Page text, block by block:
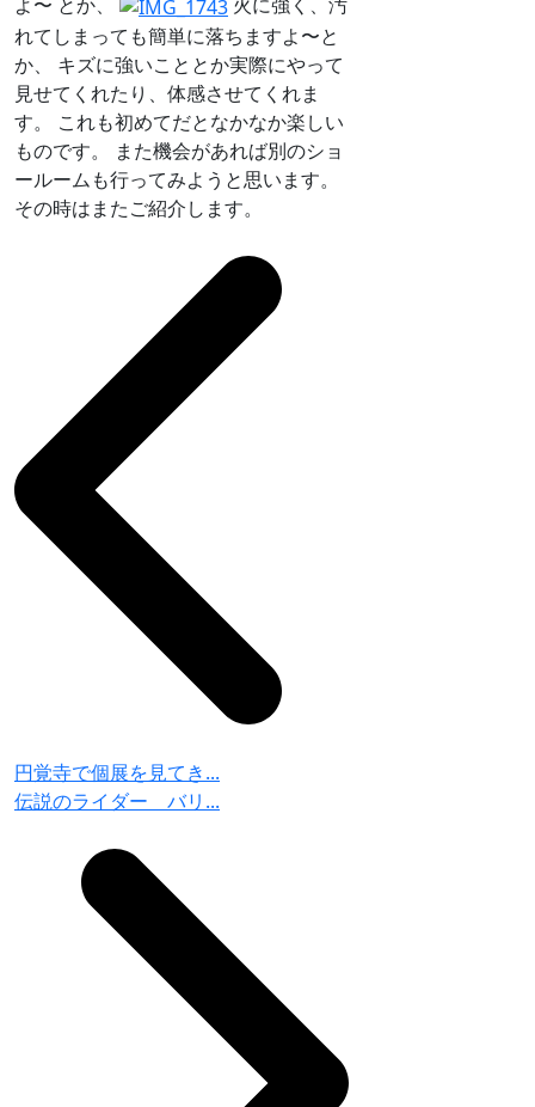
れてしまっても簡単に落ちますよ〜と
か、 キズに強いこととか実際にやって
見せてくれたり、体感させてくれま
す。 これも初めてだとなかなか楽しい
ものです。 また機会があれば別のショ
ールームも行ってみようと思います。
その時はまたご紹介します。
円覚寺で個展を見てき...
伝説のライダー バリ...